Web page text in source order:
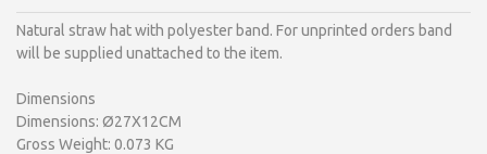
Natural straw hat with polyester band. For unprinted orders band
will be supplied unattached to the item.
Dimensions
Dimensions: Ø27X12CM
Gross Weight: 0.073 KG